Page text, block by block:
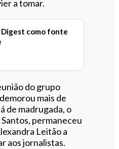
a tomar.
Digest como fonte
do grupo
mais de
de madrugada, o
permaneceu
Leitão a
aos jornalistas.